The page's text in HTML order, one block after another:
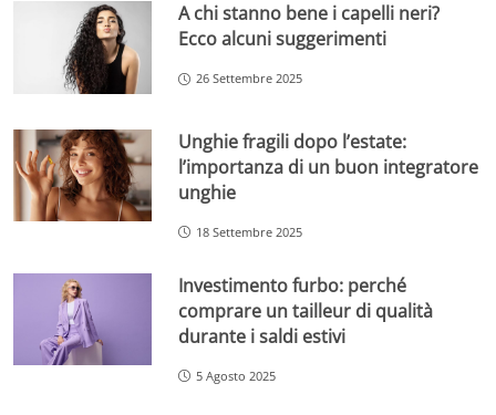
A chi stanno bene i capelli neri?
Ecco alcuni suggerimenti
26 Settembre 2025
Unghie fragili dopo l’estate:
l’importanza di un buon integratore
unghie
18 Settembre 2025
Investimento furbo: perché
comprare un tailleur di qualità
durante i saldi estivi
5 Agosto 2025